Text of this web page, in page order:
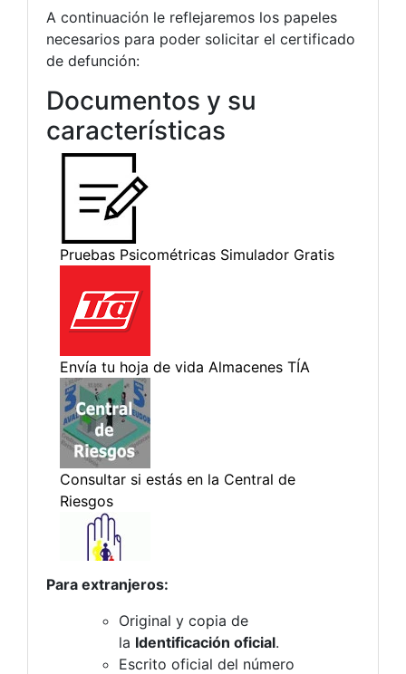
A continuación le reflejaremos los papeles
necesarios para poder solicitar el certificado
de defunción:
Documentos y su
características
Para extranjeros:
Original y copia de
la Identificación oficial.
Escrito oficial del número